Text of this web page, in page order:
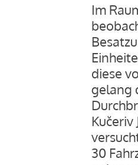
Im
diese
gelang
30